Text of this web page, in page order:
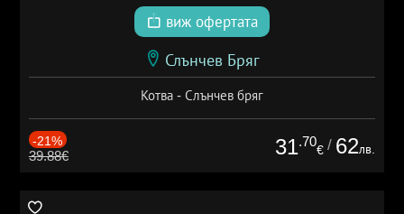
виж офертата
Слънчев Бряг
Котва - Слънчев бряг
-21%
39.88€ 31.70
€ / 62лв.